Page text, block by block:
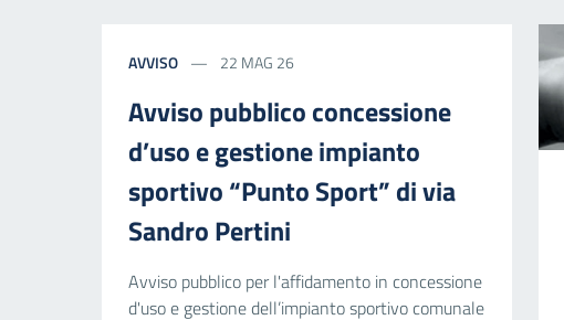
AVVISO 22 MAG 26
Avviso pubblico concessione
d’uso e gestione impianto
sportivo “Punto Sport” di via
Sandro Pertini
Avviso pubblico per l'affidamento in concessione
d'uso e gestione dell’impianto sportivo comunale